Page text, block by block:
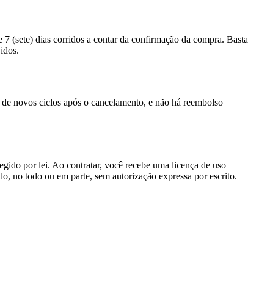
(sete) dias corridos a contar da confirmação da compra. Basta
novos ciclos após o cancelamento, e não há reembolso
por lei. Ao contratar, você recebe uma licença de uso
no todo ou em parte, sem autorização expressa por escrito.